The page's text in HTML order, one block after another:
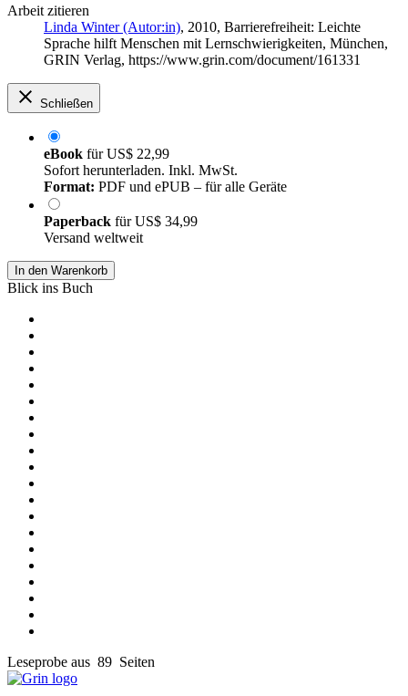
Arbeit zitieren
Linda Winter (Autor:in), 2010, Barrierefreiheit: Leichte
Sprache hilft Menschen mit Lernschwierigkeiten, München,
GRIN Verlag, https://www.grin.com/document/161331
Schließen
eBook fürUS$ 22,99
Sofort herunterladen. Inkl. MwSt.
Format: PDF und ePUB – für alle Geräte
Paperback fürUS$ 34,99
Versand weltweit
In den Warenkorb
Blick ins Buch
Leseprobe aus 89 Seiten